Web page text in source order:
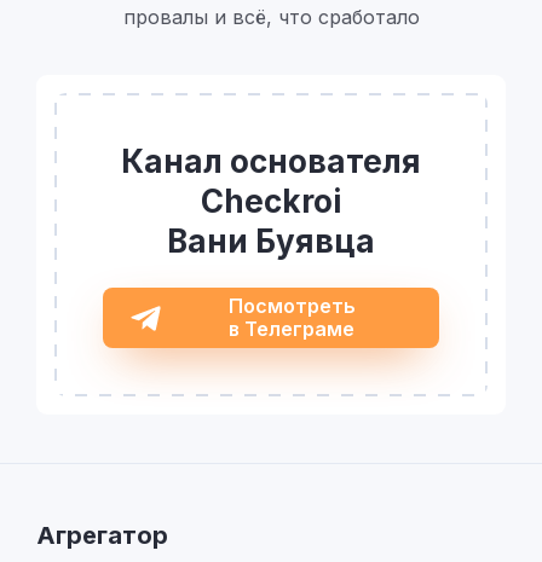
провалы и всё, что сработало
Канал основателя
Checkroi
Вани Буявца
Посмотреть
в Телеграме
Агрегатор